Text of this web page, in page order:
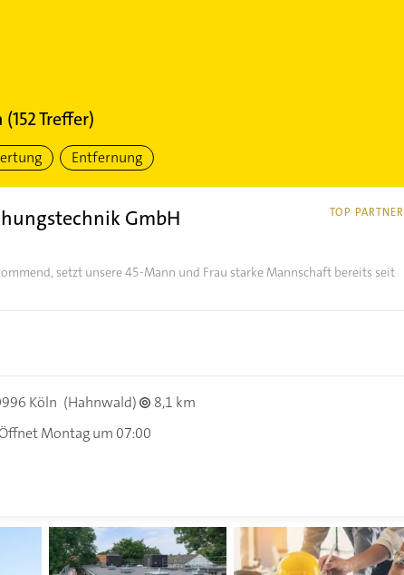
(152Treffer)
Entfernung
TOP PARTNER
GmbH
setzt unsere 45-Mann und Frau starke Mannschaft bereits seit
Köln (Hahnwald)
8,1 km
Montag um 07:00